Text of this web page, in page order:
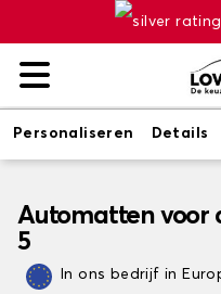
Personaliseren Details
Automatten voor
5
In ons bedrijf in